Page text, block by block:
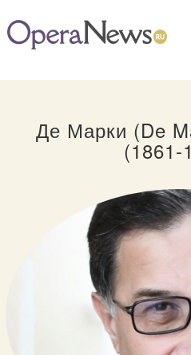
Де Марки (De
(1861-